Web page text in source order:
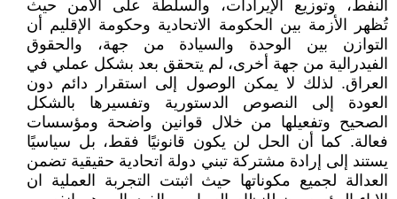
النفط، وتوزيع الإيرادات، والسلطة على الأمن حيث
تُظهر الأزمة بين الحكومة الاتحادية وحكومة الإقليم أن
التوازن بين الوحدة والسيادة من جهة، والحقوق
الفيدرالية من جهة أخرى، لم يتحقق بعد بشكل عملي في
العراق. لذلك لا يمكن الوصول إلى استقرار دائم دون
العودة إلى النصوص الدستورية وتفسيرها بالشكل
الصحيح وتفعيلها من خلال قوانين واضحة ومؤسسات
فعالة. كما أن الحل لن يكون قانونيًا فقط، بل سياسيًا
يستند إلى إرادة مشتركة تبني دولة اتحادية حقيقية تضمن
العدالة لجميع مكوناتها حيث اثبتت التجربة العملية ان